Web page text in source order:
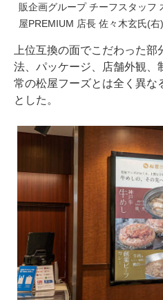
販企画グループ チーフスタッフ
屋PREMIUM 店長 佐々木玄氏(右)
上位互換の面でこだわった
法、パッケージ、店舗外観、
常の松屋フーズとは全く異な
とした。